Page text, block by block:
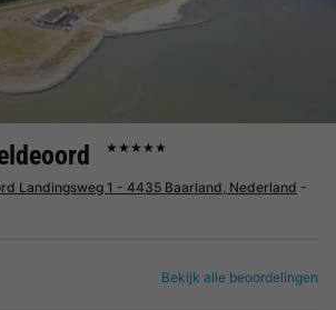
★★★★★
Landingsweg 1 - 4435 Baarland, Nederland -
Bekijk alle beoordelingen